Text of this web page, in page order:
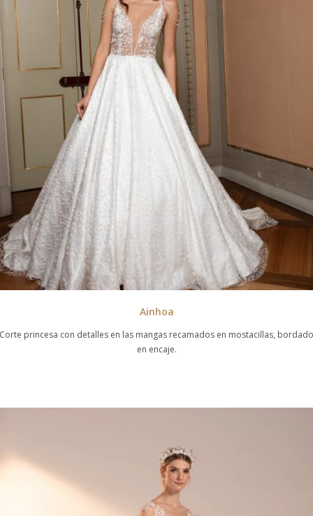
Ainhoa
Corte princesa con detalles en las mangas recamados en mostacillas, bordado
en encaje.